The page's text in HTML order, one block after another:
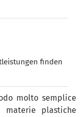
finden
molto semplice
plastiche